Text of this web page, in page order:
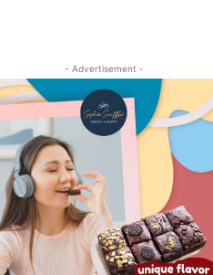
- Advertisement -